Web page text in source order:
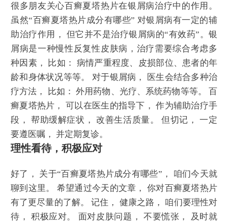
很多朋友关心百癣夏塔热片在银屑病治疗中的作用。
虽然“百癣夏塔热片成分有哪些” 对银屑病有一定的辅
助治疗作用， 但它并不是治疗银屑病的“有效药”。银
屑病是一种慢性反复性皮肤病，治疗需要综合考虑多
种因素， 比如： 病情严重程度、皮损部位、患者的年
龄和身体状况等等。 对于银屑病， 医生会结合多种治
疗方法， 比如： 外用药物、光疗、系统药物等等。 百
癣夏塔热片， 可以在医生的指导下， 作为辅助治疗手
段， 帮助缓解症状， 改善生活质量。 但切记， 一定
要遵医嘱， 并定期复诊。
理性看待，积极应对
好了， 关于“百癣夏塔热片成分有哪些”， 咱们今天就
聊到这里。 希望通过今天的文章， 你对百癣夏塔热片
有了更尽量的了解。 记住， 健康之路， 咱们要理性对
待， 积极应对。 面对皮肤问题， 不要慌张， 及时就